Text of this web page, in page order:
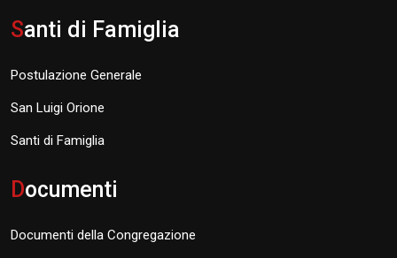
Santi di Famiglia
Postulazione Generale
San Luigi Orione
Santi di Famiglia
Documenti
Documenti della Congregazione